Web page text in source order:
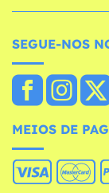
SEGUE-NOS
MEIOS DE